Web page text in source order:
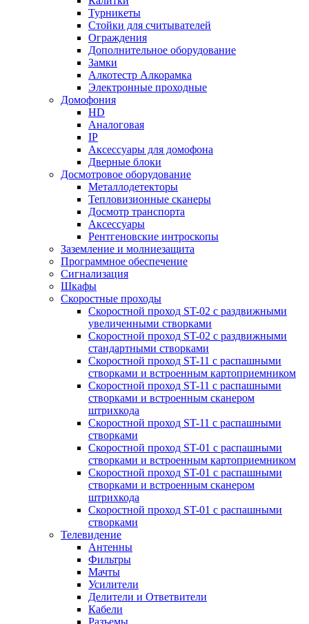
Турникеты
Стойки для считывателей
Ограждения
Дополнительное оборудование
Замки
Алкотестр Алкорамка
Электронные проходные
Домофония
HD
Аналоговая
IP
Аксессуары для домофона
Дверные блоки
Досмотровое оборудование
Металлодетекторы
Тепловизионные сканеры
Досмотр транспорта
Аксессуары
Рентгеновские интроскопы
Заземление и молниезащита
Программное обеспечение
Сигнализация
Шкафы
Скоростные проходы
Скоростной проход ST-02 с раздвижными
увеличенными створками
Скоростной проход ST-02 с раздвижными
стандартными створками
Скоростной проход ST-11 с распашными
створками и встроенным картоприемником
Скоростной проход ST-11 с распашными
створками и встроенным сканером
штрихкода
Скоростной проход ST-11 с распашными
створками
Скоростной проход ST-01 с распашными
створками и встроенным картоприемником
Скоростной проход ST-01 с распашными
створками и встроенным сканером
штрихкода
Скоростной проход ST-01 с распашными
створками
Телевидение
Антенны
Фильтры
Мачты
Усилители
Делители и Ответвители
Кабели